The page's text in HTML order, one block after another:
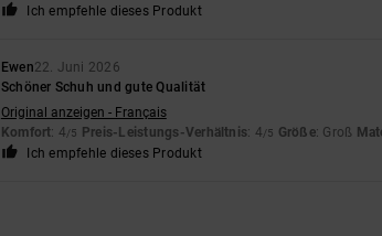
Ich empfehle dieses Produkt
Ewen22. Juni 2026
Schöner Schuh und gute Qualität
Original anzeigen - Français
Komfort: 4/5 Preis-Leistungs-Verhältnis: 4/5 Größe: Groß
Ich empfehle dieses Produkt